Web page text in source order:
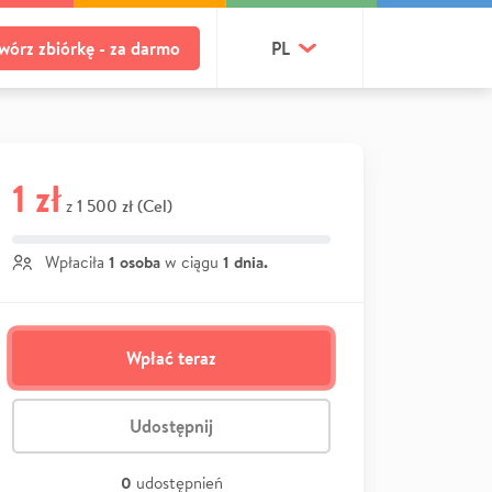
zbiórkę - za darmo PL
1 zł z 1 500 zł (Cel)
Wpłaciła 1 osoba w ciągu 1 dnia.
Wpłać teraz
Udostępnij
0 udostępnień